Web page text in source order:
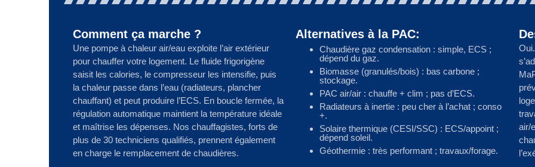
Comment ça marche ?
Une pompe à chaleur air/eau exploite l’air extérieur
pour chauffer votre logement. Le fluide frigorigène
saisit les calories, le compresseur les intensifie, puis
la chaleur passe dans l’eau (radiateurs, plancher
chauffant) et peut produire l’ECS. En boucle fermée, la
régulation automatique maintient la température idéale
et maîtrise les dépenses. Nos chauffagistes, forts de
plus de 30 techniciens qualifiés, prennent également
en charge le remplacement de chaudières.
Alternatives à la PAC:
Chaudière gaz condensation : simple, ECS ;
dépend du gaz.
Biomasse (granulés/bois) : bas carbone ;
stockage.
PAC air/air : chauffe + clim ; pas d’ECS.
Radiateurs à inertie : peu cher à l’achat ; conso
+.
Solaire thermique (CESI/SSC) : ECS/appoint ;
dépend soleil.
Géothermie : très performant ; travaux/forage.
air/